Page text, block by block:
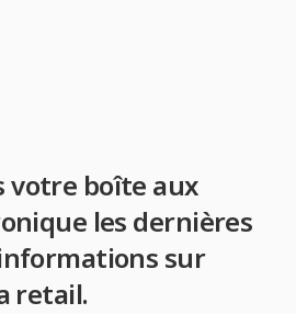
votre boîte aux
les dernières
sur
retail.